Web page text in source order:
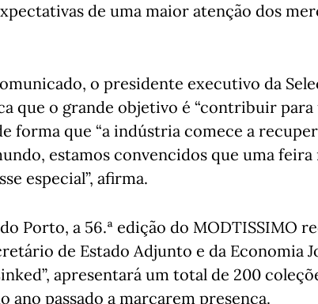
de uma maior atenção dos
o presidente executivo da
que o grande objetivo é “contribuir
forma que “a indústria comece a
estamos convencidos que uma feira
especial”, afirma.
Porto, a 56.ª edição do MODTISSIMO
de Estado Adjunto e da Economia
apresentará um total de 200
ano passado a marcarem presença.